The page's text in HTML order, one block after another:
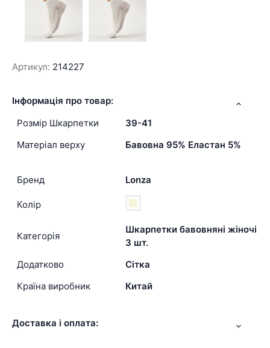
Артикул: 214227
Інформація про товар:
Розмір Шкарпетки
39-41
Матеріал верху
Бавовна 95% Еластан 5%
Бренд Lonza
Колір
Категорія
Шкарпетки бавовняні жіночі
3 шт.
Додатково
Сітка
Країна виробник
Китай
Доставка і оплата: